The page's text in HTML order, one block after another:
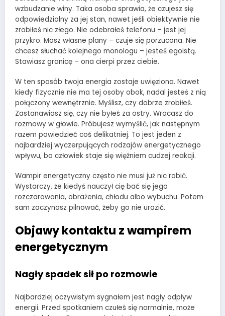
wzbudzanie winy. Taka osoba sprawia, że czujesz się
odpowiedzialny za jej stan, nawet jeśli obiektywnie nie
zrobiłeś nic złego. Nie odebrałeś telefonu – jest jej
przykro. Masz własne plany – czuje się porzucona. Nie
chcesz słuchać kolejnego monologu – jesteś egoistą.
Stawiasz granicę – ona cierpi przez ciebie.
W ten sposób twoja energia zostaje uwięziona. Nawet
kiedy fizycznie nie ma tej osoby obok, nadal jesteś z nią
połączony wewnętrznie. Myślisz, czy dobrze zrobiłeś.
Zastanawiasz się, czy nie byłeś za ostry. Wracasz do
rozmowy w głowie. Próbujesz wymyślić, jak następnym
razem powiedzieć coś delikatniej. To jest jeden z
najbardziej wyczerpujących rodzajów energetycznego
wpływu, bo człowiek staje się więźniem cudzej reakcji.
Wampir energetyczny często nie musi już nic robić.
Wystarczy, że kiedyś nauczył cię bać się jego
rozczarowania, obrażenia, chłodu albo wybuchu. Potem
sam zaczynasz pilnować, żeby go nie urazić.
Objawy kontaktu z wampirem
energetycznym
Nagły spadek sił po rozmowie
Najbardziej oczywistym sygnałem jest nagły odpływ
energii. Przed spotkaniem czułeś się normalnie, może